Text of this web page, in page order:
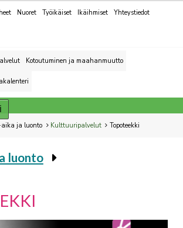
Nuoret Työikäiset Ikäihmiset Yhteystiedot
Kotoutuminen ja maahanmuutto
ja luonto Kulttuuripalvelut Topoteekki
luonto